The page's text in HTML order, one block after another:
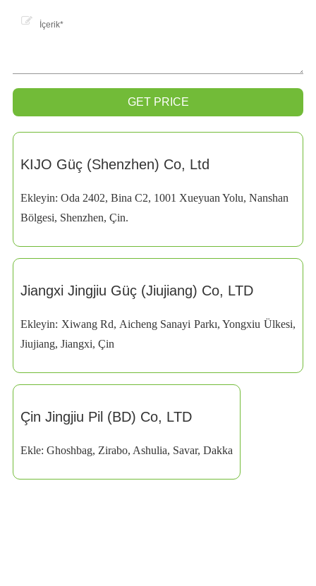
GET PRICE
KIJO Güç (Shenzhen) Co, Ltd
Ekleyin: Oda 2402, Bina C2, 1001 Xueyuan Yolu, Nanshan
Bölgesi, Shenzhen, Çin.
Jiangxi Jingjiu Güç (Jiujiang) Co, LTD
Ekleyin: Xiwang Rd, Aicheng Sanayi Parkı, Yongxiu Ülkesi,
Jiujiang, Jiangxi, Çin
Çin Jingjiu Pil (BD) Co, LTD
Ekle: Ghoshbag, Zirabo, Ashulia, Savar, Dakka